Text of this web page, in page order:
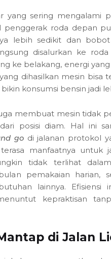
yang sering mengalami
penggerak roda depan
lebih sedikit dan
disalurkan ke
ke belakang, energi
dihasilkan mesin bisa
konsumsi bensin jadi
membuat mesin tidak
posisi diam. Hal ini
godi jalanan protokol
manfaatnya untuk
tidak terlihat
pemakaian harian,
lainnya. Efisiensi
kepraktisan
di Jalan